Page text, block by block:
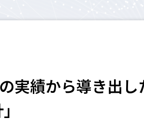
実績から導き出し